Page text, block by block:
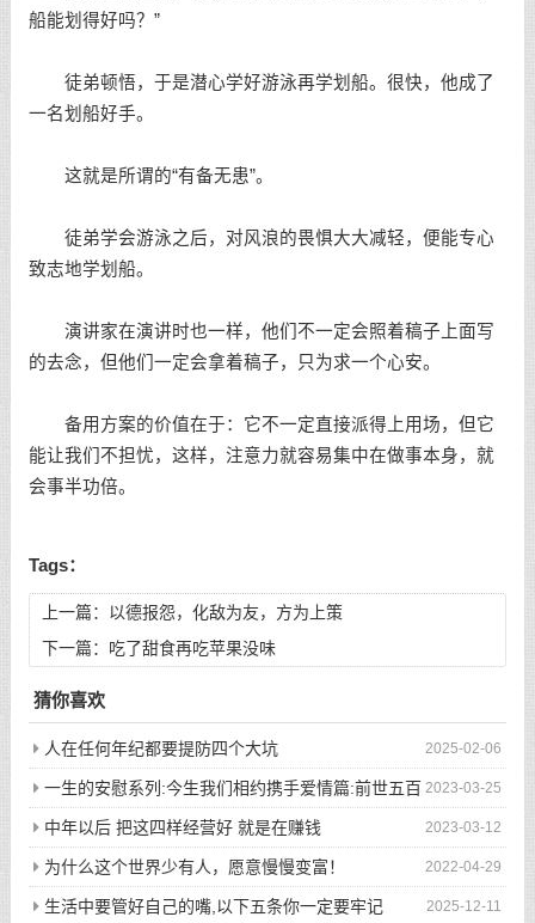
船能划得好吗？”
徒弟顿悟，于是潜心学好游泳再学划船。很快，他成了
一名划船好手。
这就是所谓的“有备无患”。
徒弟学会游泳之后，对风浪的畏惧大大减轻，便能专心
致志地学划船。
演讲家在演讲时也一样，他们不一定会照着稿子上面写
的去念，但他们一定会拿着稿子，只为求一个心安。
备用方案的价值在于：它不一定直接派得上用场，但它
能让我们不担忧，这样，注意力就容易集中在做事本身，就
会事半功倍。
Tags：
上一篇： 以德报怨，化敌为友，方为上策
下一篇： 吃了甜食再吃苹果没味
猜你喜欢
2025-02-06
人在任何年纪都要提防四个大坑
2023-03-25
一生的安慰系列:今生我们相约携手爱情篇:前世五百
次的回眸才换来今生的相遇
2023-03-12
中年以后 把这四样经营好 就是在赚钱
2022-04-29
为什么这个世界少有人，愿意慢慢变富！
2025-12-11
生活中要管好自己的嘴,以下五条你一定要牢记